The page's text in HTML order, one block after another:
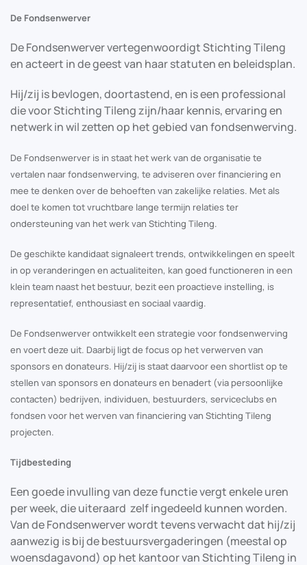
De Fondsenwerver
De Fondsenwerver vertegenwoordigt Stichting Tileng
en acteert in de geest van haar statuten en beleidsplan.
Hij/zij is bevlogen, doortastend, en is een professional
die voor Stichting Tileng zijn/haar kennis, ervaring en
netwerk in wil zetten op het gebied van fondsenwerving.
De Fondsenwerver is in staat het werk van de organisatie te
vertalen naar fondsenwerving, te adviseren over financiering en
mee te denken over de behoeften van zakelijke relaties. Met als
doel te komen tot vruchtbare lange termijn relaties ter
ondersteuning van het werk van Stichting Tileng.
De geschikte kandidaat signaleert trends, ontwikkelingen en speelt
in op veranderingen en actualiteiten, kan goed functioneren in een
klein team naast het bestuur, bezit een proactieve instelling, is
representatief, enthousiast en sociaal vaardig.
De Fondsenwerver ontwikkelt een strategie voor fondsenwerving
en voert deze uit. Daarbij ligt de focus op het verwerven van
sponsors en donateurs. Hij/zij is staat daarvoor een shortlist op te
stellen van sponsors en donateurs en benadert (via persoonlijke
contacten) bedrijven, individuen, bestuurders, serviceclubs en
fondsen voor het werven van financiering van Stichting Tileng
projecten.
Tijdbesteding
Een goede invulling van deze functie vergt enkele uren
per week, die uiteraard zelf ingedeeld kunnen worden.
Van de Fondsenwerver wordt tevens verwacht dat hij/zij
aanwezig is bij de bestuursvergaderingen (meestal op
woensdagavond) op het kantoor van Stichting Tileng in